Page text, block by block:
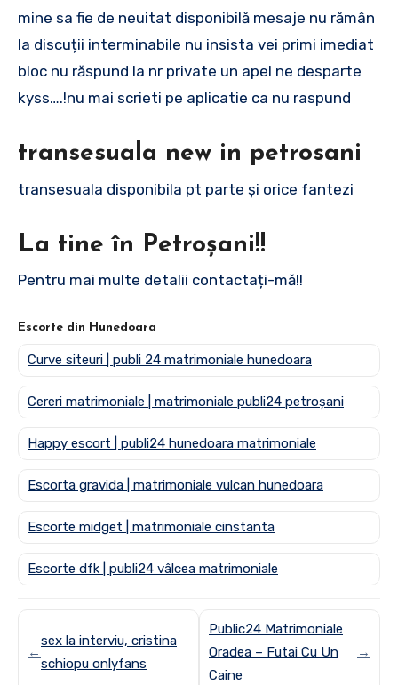
mine sa fie de neuitat disponibilă mesaje nu rămân
la discuții interminabile nu insista vei primi imediat
bloc nu răspund la nr private un apel ne desparte
kyss….!nu mai scrieti pe aplicatie ca nu raspund
transesuala new in petrosani
transesuala disponibila pt parte și orice fantezi
La tine în Petroșani!!
Pentru mai multe detalii contactați-mă!!
Escorte din Hunedoara
Curve siteuri | publi 24 matrimoniale hunedoara
Cereri matrimoniale | matrimoniale publi24 petroșani
Happy escort | publi24 hunedoara matrimoniale
Escorta gravida | matrimoniale vulcan hunedoara
Escorte midget | matrimoniale cinstanta
Escorte dfk | publi24 vâlcea matrimoniale
←
sex la interviu, cristina
schiopu onlyfans
Public24 Matrimoniale
Oradea – Futai Cu Un
Caine
→